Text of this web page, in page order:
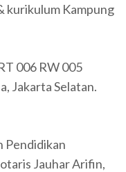
kurikulum Kampung
006 RW 005
Jakarta Selatan.
Pendidikan
Jauhar Arifin,